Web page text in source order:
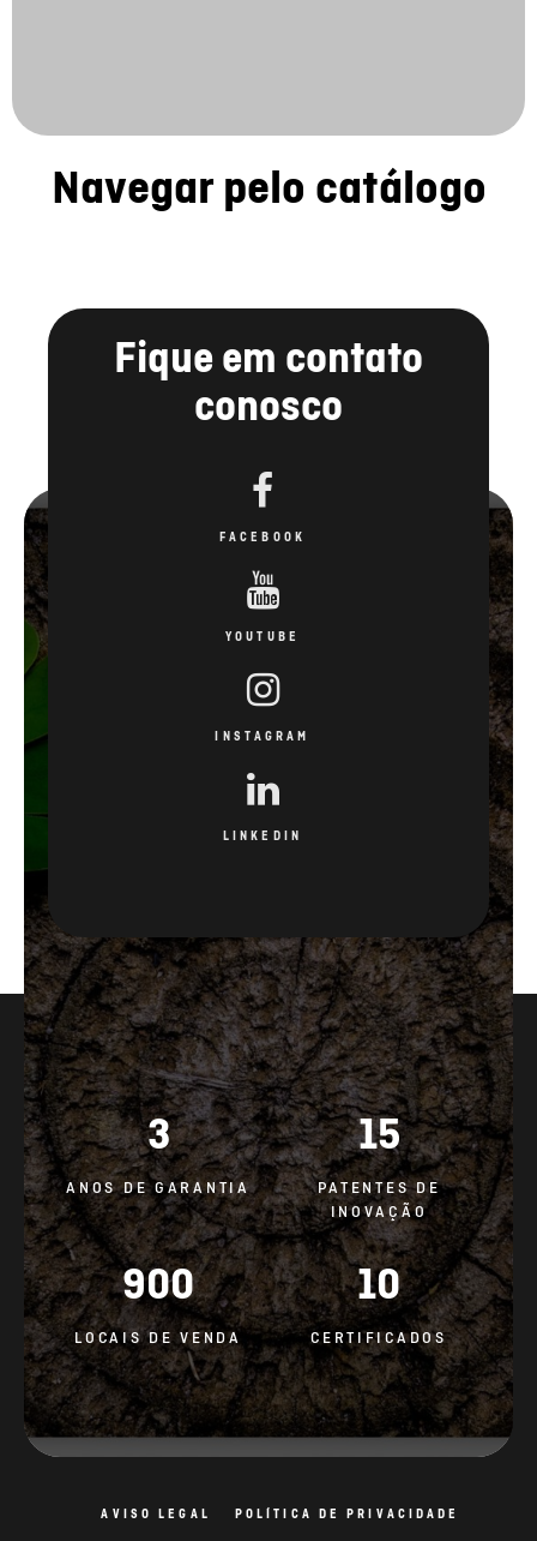
Navegar pelo catálogo
Fique em contato
conosco
FACEBOOK
YOUTUBE
INSTAGRAM
LINKEDIN
3
ANOS DE GARANTIA
15
PATENTES DE
INOVAÇÃO
900
LOCAIS DE VENDA
10
CERTIFICADOS
AVISO LEGAL POLÍTICA DE PRIVACIDADE